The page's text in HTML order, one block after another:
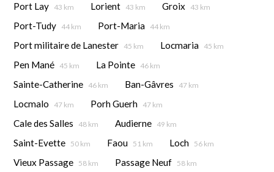
Port Lay 43 km Lorient 43 km Groix 43 km
Port-Tudy 44 km Port-Maria 44 km
Port militaire de Lanester 45 km Locmaria 45 km
Pen Mané 45 km La Pointe 46 km
Sainte-Catherine 46 km Ban-Gâvres 47 km
Locmalo 47 km Porh Guerh 47 km
Cale des Salles 48 km Audierne 49 km
Saint-Evette 50 km Faou 51 km Loch 56 km
Vieux Passage 58 km Passage Neuf 58 km